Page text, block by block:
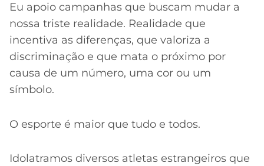
Eu apoio campanhas que buscam mudar a
nossa triste realidade. Realidade que
incentiva as diferenças, que valoriza a
discriminação e que mata o próximo por
causa de um número, uma cor ou um
símbolo.
O esporte é maior que tudo e todos.
Idolatramos diversos atletas estrangeiros que